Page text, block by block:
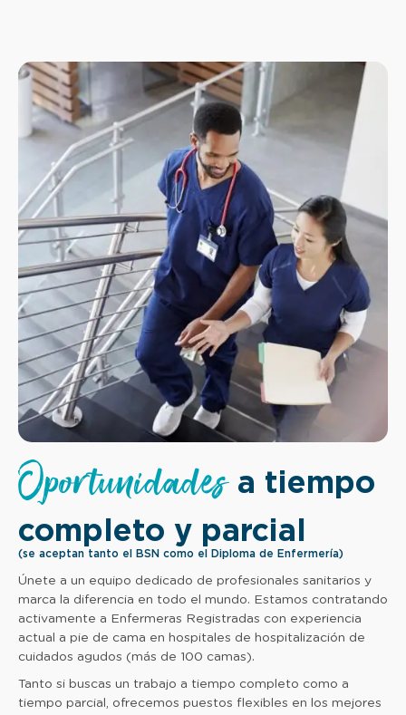
Oportunidadesa tiempo
completo y parcial
(se aceptan tanto el BSN como el Diploma de Enfermería)
Únete a un equipo dedicado de profesionales sanitarios y
marca la diferencia en todo el mundo. Estamos contratando
activamente a Enfermeras Registradas con experiencia
actual a pie de cama en hospitales de hospitalización de
cuidados agudos (más de 100 camas).
Tanto si buscas un trabajo a tiempo completo como a
tiempo parcial, ofrecemos puestos flexibles en los mejores